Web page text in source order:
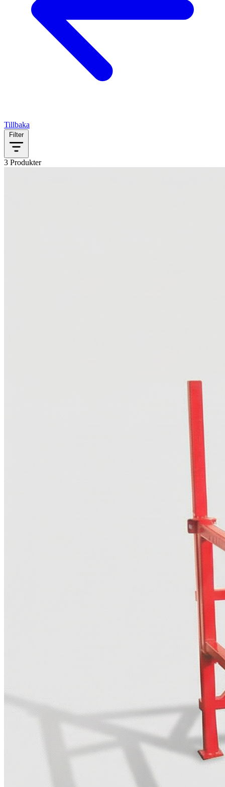
Tillbaka
Filter
3 Produkter